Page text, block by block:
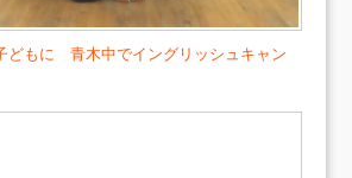
どもに 青木中でイングリッシュキャン